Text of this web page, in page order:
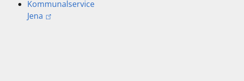
Kommunalservice
Jena